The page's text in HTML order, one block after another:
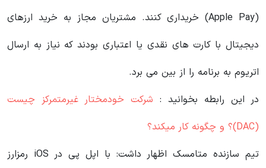
(Apple Pay) خریداری کنند. مشتریان مجاز به خرید ارزهای
دیجیتال با کارت های نقدی یا اعتباری بودند که نیاز به ارسال
اتریوم به برنامه را از بین می برد.
در این رابطه بخوانید‌ : شرکت خودمختار غیرمتمرکز چیست
(DAC)؟ و چگونه کار میکند؟
تیم سازنده متامسک اظهار داشت: با اپل پی در iOS رمزارز